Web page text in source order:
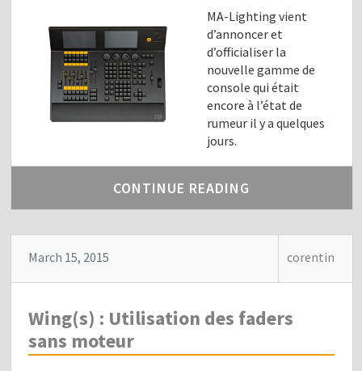
MA-Lighting vient
d’annoncer et
d’officialiser la
nouvelle gamme de
console qui était
encore à l’état de
rumeur il y a quelques
jours.
CONTINUE READING
March 15, 2015 corentin
Wing(s) : Utilisation des faders
sans moteur